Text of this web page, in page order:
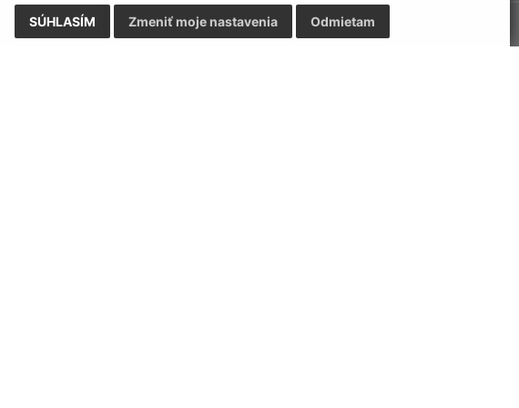
SÚHLASÍM Odmietam
Zmeniť moje nastavenia